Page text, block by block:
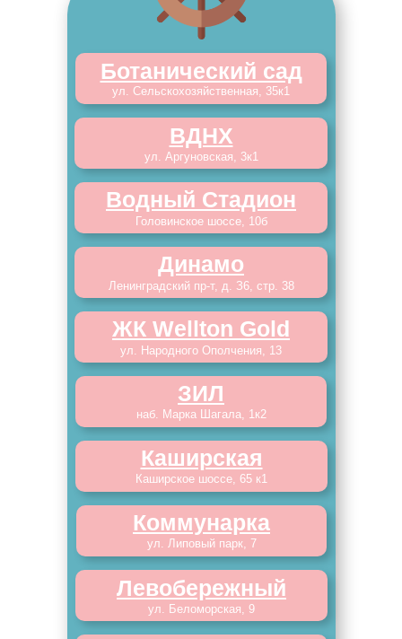
Водный Стадион
Головинское шоссе, 10б
Левобережный
ул. Беломорская, 9
Ботанический сад
ул. Сельскохозяйственная, 35к1
ВДНХ
ул. Аргуновская, 3к1
Каширская
Каширское шоссе, 65 к1
Коммунарка
ул. Липовый парк, 7
ЗИЛ
наб. Марка Шагала, 1к2
Динамо
Ленинградский пр-т, д. З6, стр. 38
ЖК Wellton Gold
ул. Народного Ополчения, 13